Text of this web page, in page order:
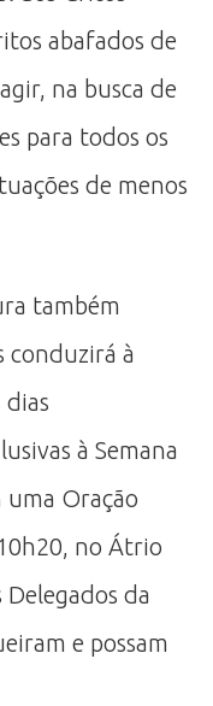
abafados de
na busca de
para todos os
de menos
também
conduzirá à
dias
à Semana
uma Oração
no Átrio
da
e possam